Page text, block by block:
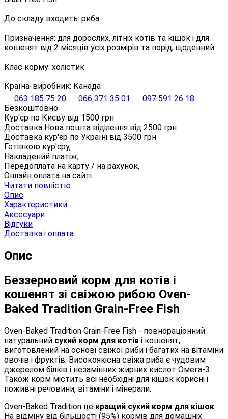
До складу входить: риба
Призначення: для дорослих, літніх котів та кішок і для
кошенят від 2 місяців усіх розмірів та порід, щоденний
Клас корму: холістик
Країна-виробник: Канада
063 185 75 20
066 371 35 01
097 591 26 18
Безкоштовно
Кур'єр по Києву від 1500 грн
Доставка Нова пошта віділення від 2500 грн
Доставка кур'єр по Україні від 3500 грн
Готівкою кур'єру,
Накладений платіж,
Передоплата на карту / на рахунок,
Онлайн оплата на сайті.
Читати повністю
Опис
Характеристики
Аксесуари
Відгуки
Доставка і оплата
Опис
Беззерновий корм для котів і
кошенят зі свіжою рибою Oven-
Baked Tradition Grain-Free Fish
Oven-Baked Tradition Grain-Free Fish - повнораціонний
натуральний сухий корм для котів і кошенят,
виготовлений на основі свіжої риби і багатих на вітаміни
овочів і фруктів. Високоякісна свіжа риба є чудовим
джерелом білків і незамінних жирних кислот Омега-3.
Також корм містить всі необхідні для кішок корисні і
поживні речовини, вітаміни і мінерали.
Oven-Baked Tradition це кращий сухий корм для кішок.
На відміну від більшості (95%) кормів для домашніх